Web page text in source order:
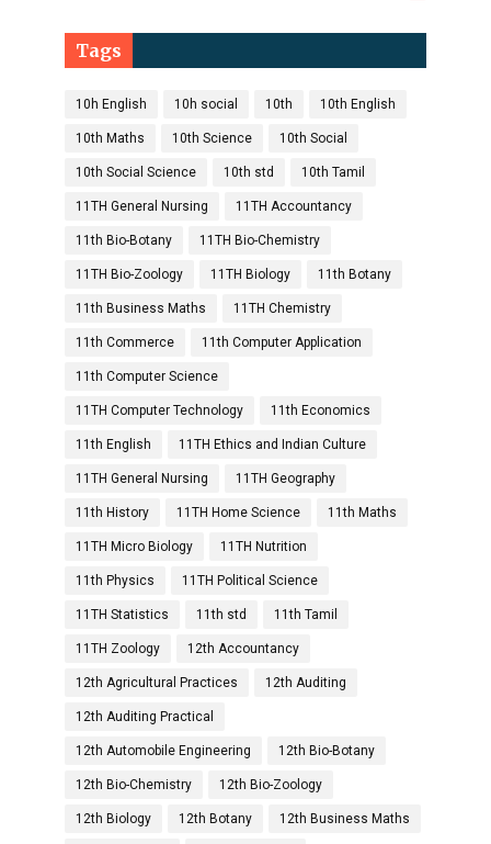
Tags
10h English 10h social 10th 10th English
10th Maths 10th Science 10th Social
10th Social Science 10th std 10th Tamil
11TH General Nursing 11TH Accountancy
11th Bio-Botany 11TH Bio-Chemistry
11TH Bio-Zoology 11TH Biology 11th Botany
11th Business Maths 11TH Chemistry
11th Commerce 11th Computer Application
11th Computer Science
11TH Computer Technology 11th Economics
11th English 11TH Ethics and Indian Culture
11TH General Nursing 11TH Geography
11th History 11TH Home Science 11th Maths
11TH Micro Biology 11TH Nutrition
11th Physics 11TH Political Science
11TH Statistics 11th std 11th Tamil
11TH Zoology 12th Accountancy
12th Agricultural Practices 12th Auditing
12th Auditing Practical
12th Automobile Engineering 12th Bio-Botany
12th Bio-Chemistry 12th Bio-Zoology
12th Biology 12th Botany 12th Business Maths